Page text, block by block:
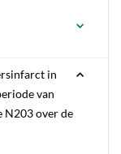
in
van
N203 over de